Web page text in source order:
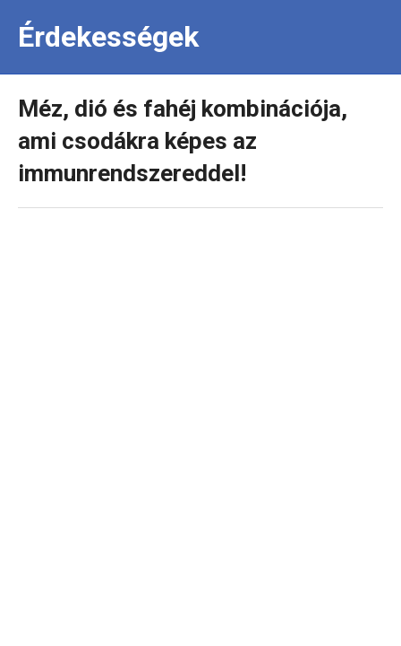
Érdekességek
Méz, dió és fahéj kombinációja,
ami csodákra képes az
immunrendszereddel!